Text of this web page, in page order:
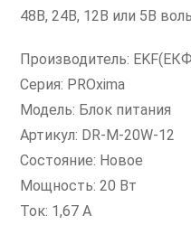
48В, 24В, 12В или 5В
Производитель:
Серия: PROxima
Модель: Блок питания
Артикул: DR-M-20W-12
Состояние: Новое
Мощность: 20 Вт
Ток: 1,67 А